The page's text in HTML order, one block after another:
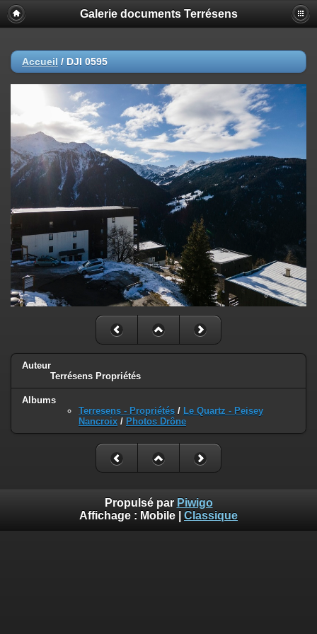
Galerie documents Terrésens
Accueil / DJI 0595
Auteur
Terrésens Propriétés
Albums
Terresens - Propriétés / Le Quartz - Peisey
Nancroix / Photos Drône
Propulsé par Piwigo
Affichage : Mobile Classique